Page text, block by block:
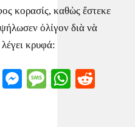
κορασίς, καθὼς ἔστεκε
ὀλίγον διὰ νὰ
κρυφά:
X Messenger
Message